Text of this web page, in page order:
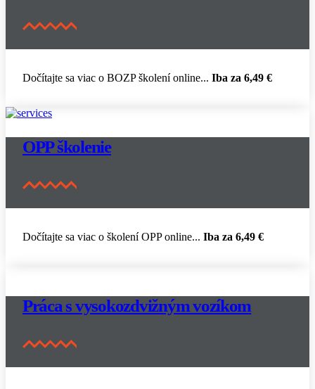
Dočítajte sa viac o BOZP školení online... Iba za 6,49 €
OPP školenie
Dočítajte sa viac o školení OPP online... Iba za 6,49 €
Práca s vysokozdvižným vozíkom